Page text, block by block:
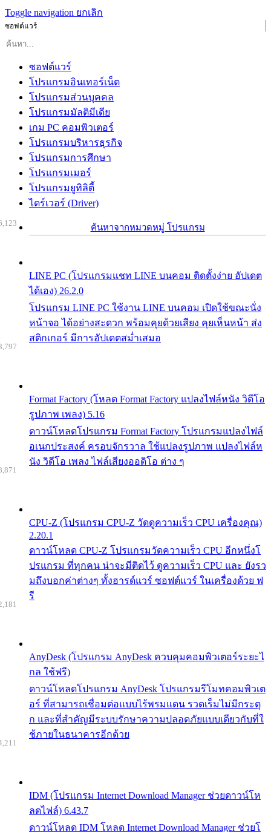
Toggle navigation ยกเลิก
ซอฟต์แวร์
ซอฟต์แวร์
โปรแกรมอินเทอร์เน็ต
โปรแกรมส่วนบุคคล
โปรแกรมมัลติมีเดีย
เกม PC คอมพิวเตอร์
โปรแกรมบริหารธุรกิจ
โปรแกรมการศึกษา
โปรแกรมเมอร์
โปรแกรมยูทิลิตี้
ไดร์เวอร์ (Driver)
ค้นหาจากหมวดหมู่ โปรแกรม
LINE PC (โปรแกรมแชท LINE บนคอม ติดตั้งง่าย อัปเดต
ได้เอง) 26.2.0
โปรแกรม LINE PC ใช้งาน LINE บนคอม เปิดใช้ขณะนั่ง
หน้าจอ ได้อย่างสะดวก พร้อมคุยด้วยเสียง คุยเห็นหน้า ส่ง
สติกเกอร์ มีการอัปเดตสม่ำเสมอ
Format Factory (โหลด Format Factory แปลงไฟล์หนัง วิดีโอ
รูปภาพ เพลง) 5.16
ดาวน์โหลดโปรแกรม Format Factory โปรแกรมแปลงไฟล์
อเนกประสงค์ ครอบจักรวาล ใช้แปลงรูปภาพ แปลงไฟล์ห
นัง วิดีโอ เพลง ไฟล์เสียงออดิโอ ต่าง ๆ
CPU-Z (โปรแกรม CPU-Z วัดดูความเร็ว CPU เครื่องคุณ)
2.20.1
ดาวน์โหลด CPU-Z โปรแกรมวัดความเร็ว CPU อีกหนึ่งโ
ปรแกรม ที่ทุกคน น่าจะมีติดไว้ ดูความเร็ว CPU และ ยังรว
มถึงบอกค่าต่างๆ ทั้งฮารด์แวร์ ซอฟต์แวร์ ในเครื่องด้วย ฟ
รี
AnyDesk (โปรแกรม AnyDesk ควบคุมคอมพิวเตอร์ระยะไ
กล ใช้ฟรี)
ดาวน์โหลดโปรแกรม AnyDesk โปรแกรมรีโมทคอมพิวเต
อร์ ที่สามารถเชื่อมต่อแบบไร้พรมแดน รวดเร็มไม่มีกระตุ
ก และที่สำคัญมีระบบรักษาความปลอดภัยแบบเดียวกับที่ใ
ช้ภายในธนาคารอีกด้วย
IDM (โปรแกรม Internet Download Manager ช่วยดาวน์โห
ลดไฟล์) 6.43.7
ดาวน์โหลด IDM โหลด Internet Download Manager ช่วยโ